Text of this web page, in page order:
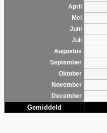
April
Mei
Juni
Juli
Augustus
September
Oktober
November
December
Gemiddeld